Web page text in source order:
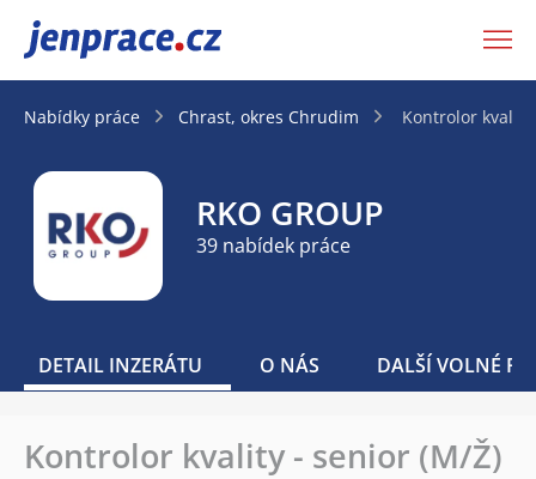
JenPráce.cz
Nabídky práce Chrast, okres Chrudim Kontrolor
RKO GROUP
39 nabídek práce
DETAIL INZERÁTU O NÁS DALŠÍ VOLNÉ
Kontrolor kvality - senior (M/Ž)